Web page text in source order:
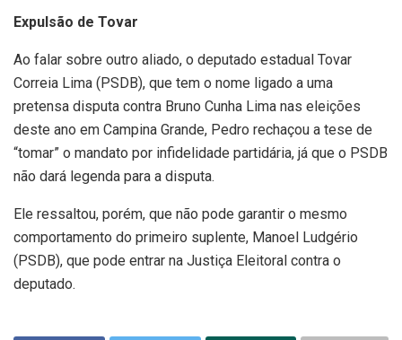
Expulsão de Tovar
Ao falar sobre outro aliado, o deputado estadual Tovar
Correia Lima (PSDB), que tem o nome ligado a uma
pretensa disputa contra Bruno Cunha Lima nas eleições
deste ano em Campina Grande, Pedro rechaçou a tese de
“tomar” o mandato por infidelidade partidária, já que o PSDB
não dará legenda para a disputa.
Ele ressaltou, porém, que não pode garantir o mesmo
comportamento do primeiro suplente, Manoel Ludgério
(PSDB), que pode entrar na Justiça Eleitoral contra o
deputado.